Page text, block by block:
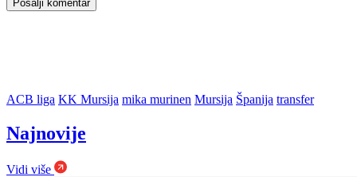
ACB liga KK Mursija mika murinen Mursija Španija transfer
Najnovije
Vidi više